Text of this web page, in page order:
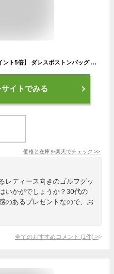
【クーポンで2000円OFF】 【ポイント5倍】 ダレスボストンバッグ メンズ レディース 旅行 ゴルフ カワイイ 豊岡 本革付属 ビジネス 大きめ 旅行鞄 40代 50代 60代 日本製 誕生日 ギフト プレゼント 父 2022 実用的 レトロ ネイビー kiwada キワダ 木和田 1484
イトでみる
価格と在庫を楽天でチェック >>
レディース向きのゴルフグッ
いかがでしょうか？30代の
のあるプレゼントなので、お
全てのおすすめコメント (1 件) >